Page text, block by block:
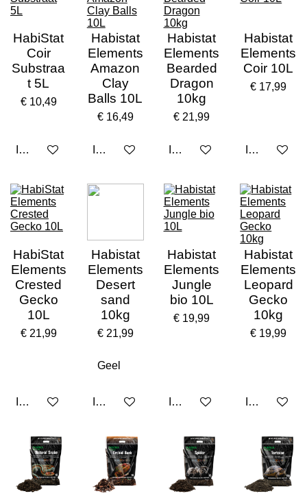
HabiStat
Coir
Substraa
t 5L
€ 10,49
In winkelwagen
Habistat
Elements
Amazon
Clay
Balls 10L
€ 16,49
In winkelwagen
Habistat
Elements
Bearded
Dragon
10kg
€ 21,99
In winkelwagen
Habistat
Elements
Coir 10L
€ 17,99
In
HabiStat
Elements
Crested
Gecko
10L
€ 21,99
In winkelwagen
Habistat
Elements
Desert
sand
10kg
€ 21,99
In winkelwagen
Habistat
Elements
Jungle
bio 10L
€ 19,99
In winkelwagen
Habistat
Elements
Leopard
Gecko
10kg
€ 19,99
In